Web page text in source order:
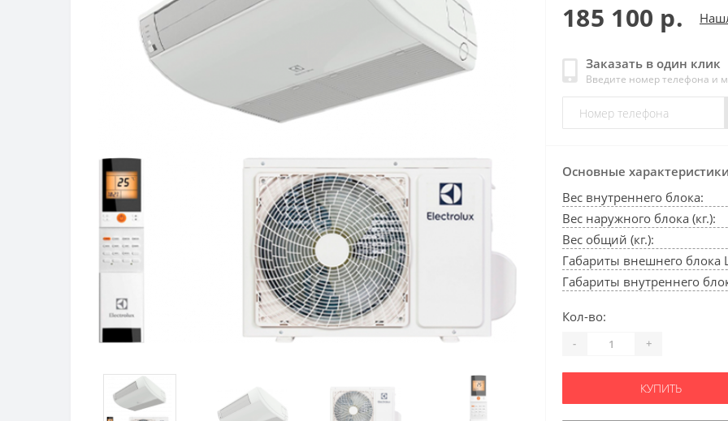
185 100 р.
Заказать в один клик
Введите номер телефона и
Основные
Вес внутреннего блока:
Вес наружного блока (кг.):
Вес общий (кг.):
Габариты внешнего блока
Габариты внутреннего
Кол-во:
- +
КУПИТЬ